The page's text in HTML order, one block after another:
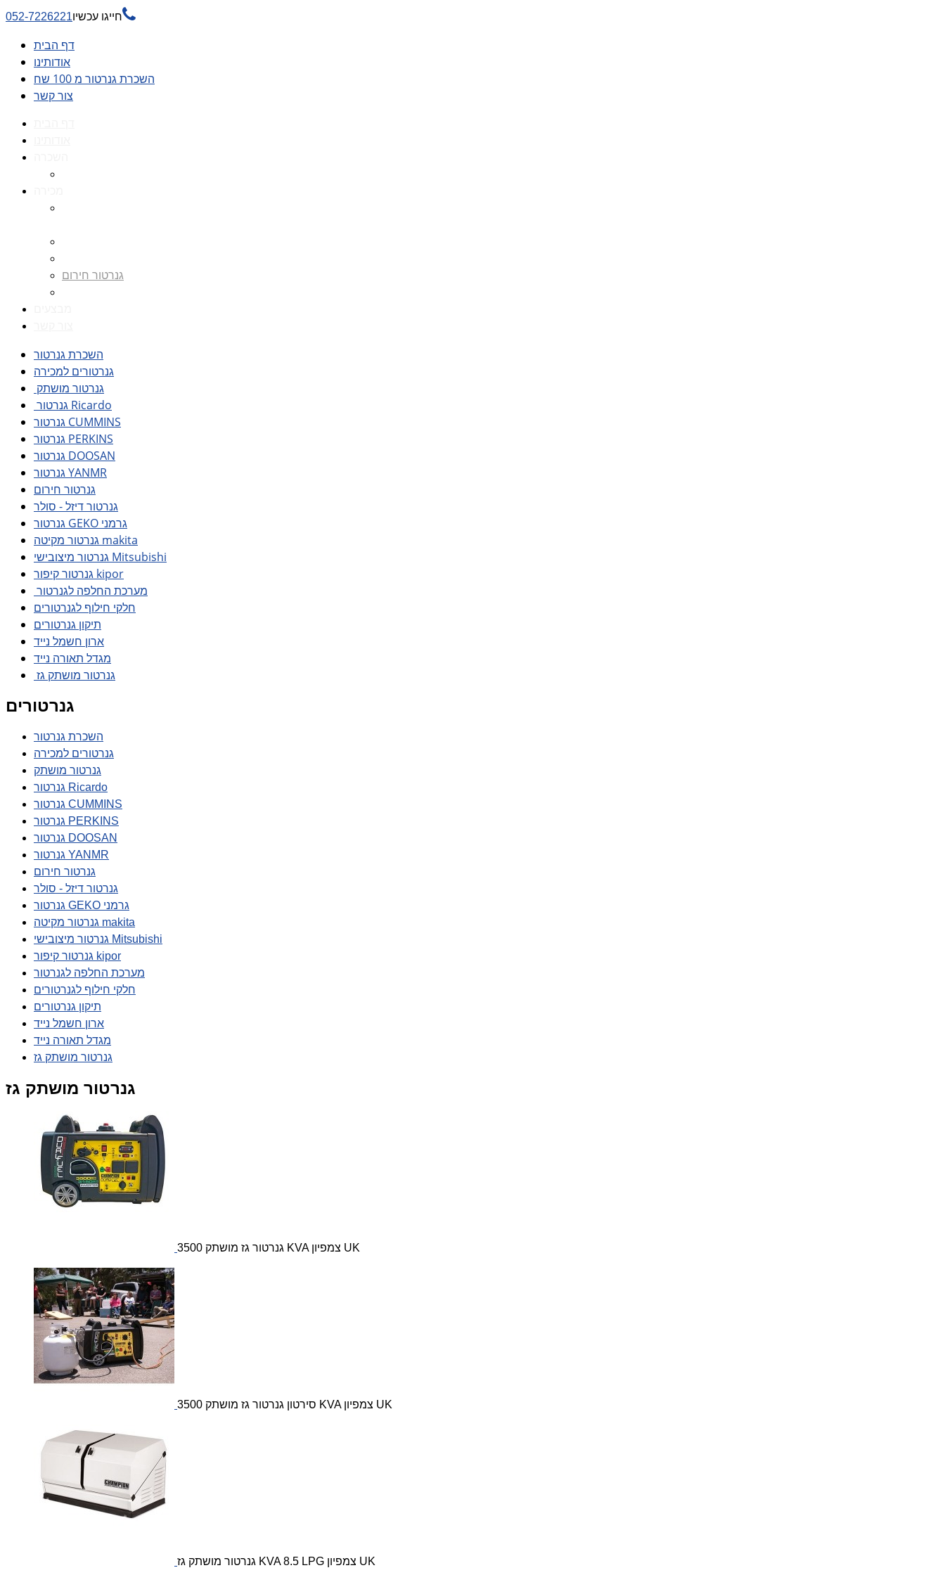
חייגו עכשיו052-7226221 
דף הבית
אודותינו
השכרת גנרטור מ 100 שח
צור קשר
גנרטור חירום
השכרת גנרטור
גנרטורים למכירה
גנרטור מושתק
גנרטור Ricardo
גנרטור CUMMINS
גנרטור PERKINS
גנרטור DOOSAN
גנרטור YANMR
גנרטור חירום
גנרטור דיזל - סולר
גנרטור GEKO גרמני
גנרטור מקיטה makita
גנרטור מיצובישי Mitsubishi
גנרטור קיפור kipor
מערכת החלפה לגנרטור
חלקי חילוף לגנרטורים
תיקון גנרטורים
ארון חשמל נייד
מגדל תאורה נייד
גנרטור מושתק גז
גנרטורים
השכרת גנרטור
גנרטורים למכירה
גנרטור מושתק
גנרטור Ricardo
גנרטור CUMMINS
גנרטור PERKINS
גנרטור DOOSAN
גנרטור YANMR
גנרטור חירום
גנרטור דיזל - סולר
גנרטור GEKO גרמני
גנרטור מקיטה makita
גנרטור מיצובישי Mitsubishi
גנרטור קיפור kipor
מערכת החלפה לגנרטור
חלקי חילוף לגנרטורים
תיקון גנרטורים
ארון חשמל נייד
מגדל תאורה נייד
גנרטור מושתק גז
גנרטור מושתק גז
גנרטור גז מושתק 3500 KVA צמפיון UK
סירטון גנרטור גז מושתק 3500 KVA צמפיון UK
גנרטור מושתק גז KVA 8.5 LPG צמפיון UK